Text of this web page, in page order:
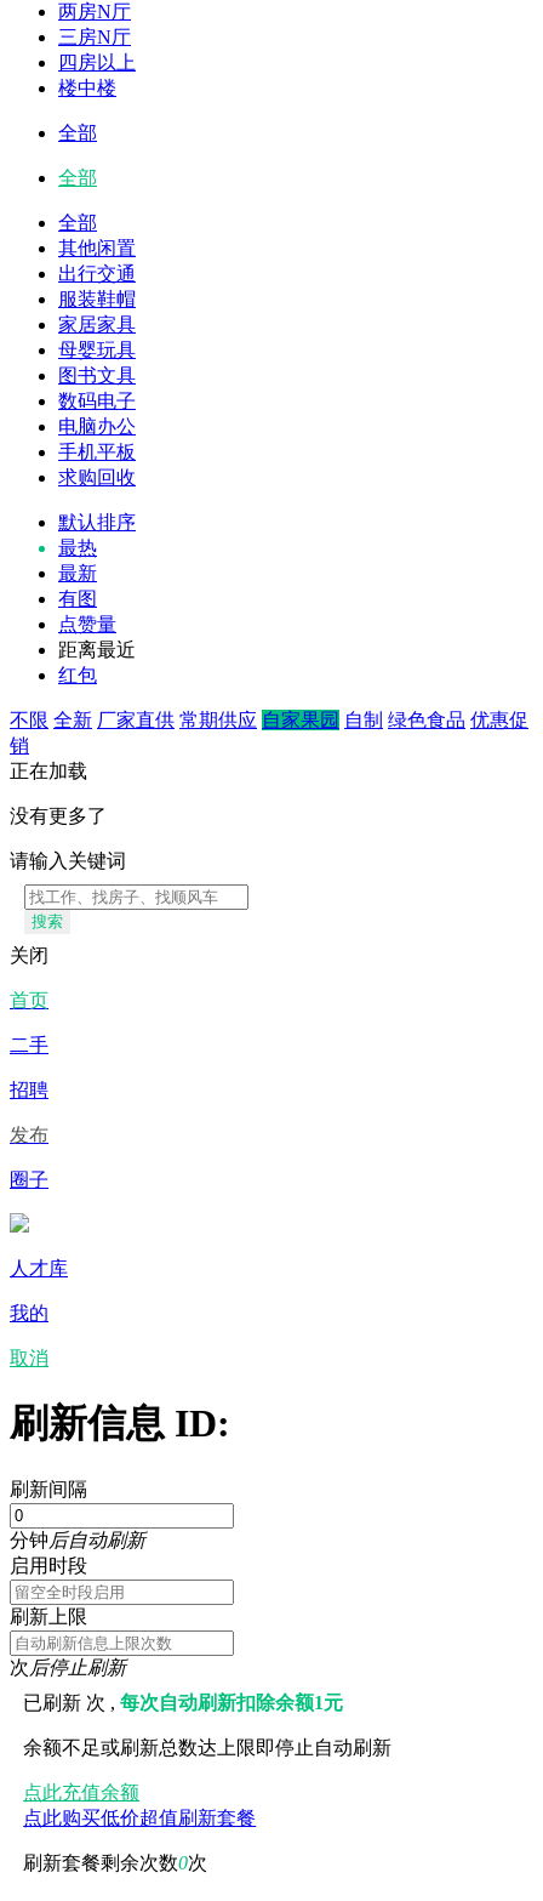
两房N厅
三房N厅
四房以上
楼中楼
全部
全部
全部
其他闲置
出行交通
服装鞋帽
家居家具
母婴玩具
图书文具
数码电子
电脑办公
手机平板
求购回收
默认排序
最热
最新
有图
点赞量
距离最近
红包
不限 全新 厂家直供 常期供应 自家果园 自制 绿色食品 优惠促
销
正在加载
没有更多了
请输入关键词
搜索
关闭
首页
二手
招聘
发布
圈子
人才库
我的
取消
刷新信息 ID:
刷新间隔
分钟后自动刷新
启用时段
刷新上限
次后停止刷新
已刷新 次 ,每次自动刷新扣除余额1元
余额不足或刷新总数达上限即停止自动刷新
点此充值余额
点此购买低价超值刷新套餐
刷新套餐剩余次数0次